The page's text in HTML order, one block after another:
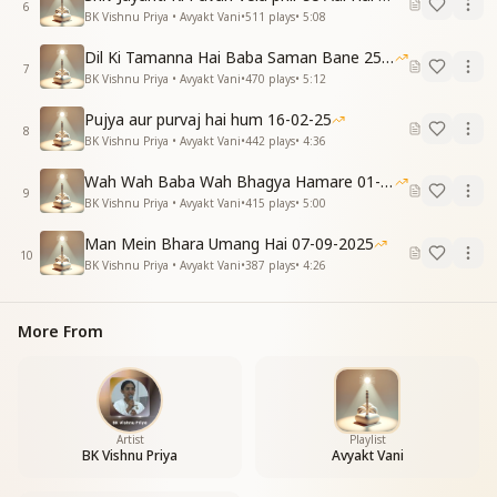
बाबा के संग हम बच्चो का भी जन्मदिन है
दिल में खुशी की लाखों तरंग है
बाबा प्रत्यक्ष हो अब ये उमंग है
बड़े दूर देश से आए हुए मेरे बाबा
बच्चो के दिल में छाए हुए मेरे बाबा
दिल से बधाई आया शुभ दिन है
मेरे बाबा का ये दिव्य अलौकिक जनम दिन है
6
BK Vishnu Priya • Avyakt Vani•511 plays• 5:08
7
Dil Ki Tamanna Hai Baba Saman Bane 25-01-2026
BK Vishnu Priya • Avyakt Vani•470 plays• 5:12
8
Pujya aur purvaj hai hum 16-02-25
BK Vishnu Priya • Avyakt Vani•442 plays• 4:36
9
Wah Wah Baba Wah Bhagya Hamare 01-02-2026
BK Vishnu Priya • Avyakt Vani•415 plays• 5:00
10
Man Mein Bhara Umang Hai 07-09-2025
BK Vishnu Priya • Avyakt Vani•387 plays• 4:26
More From
Artist
BK Vishnu Priya
Playlist
Avyakt Vani